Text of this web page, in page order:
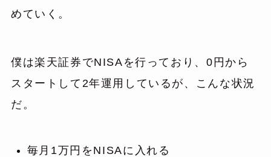
めていく。
僕は楽天証券でNISAを行っており、0円から
スタートして2年運用しているが、こんな状況
だ。
毎月1万円をNISAに入れる